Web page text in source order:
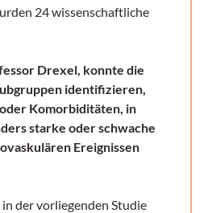
24 wissenschaftliche
Drexel, konnte die
identifizieren,
Komorbiditäten, in
starke oder schwache
Ereignissen
der vorliegenden Studie